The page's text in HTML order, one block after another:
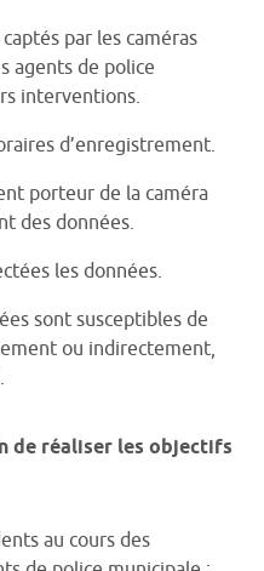
par les caméras
agents de police
interventions.
d’enregistrement.
porteur de la caméra
des données.
les données.
sont susceptibles de
ou indirectement,
de réaliser les objectifs
au cours des